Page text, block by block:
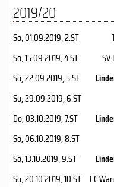
2019/20
So, 01.09.2019, 2.ST
So, 15.09.2019, 4.ST
So, 22.09.2019, 5.ST
So, 29.09.2019, 6.ST
Do, 03.10.2019, 7.ST
So, 06.10.2019, 8.ST
So, 13.10.2019, 9.ST
So, 20.10.2019, 10.ST FC